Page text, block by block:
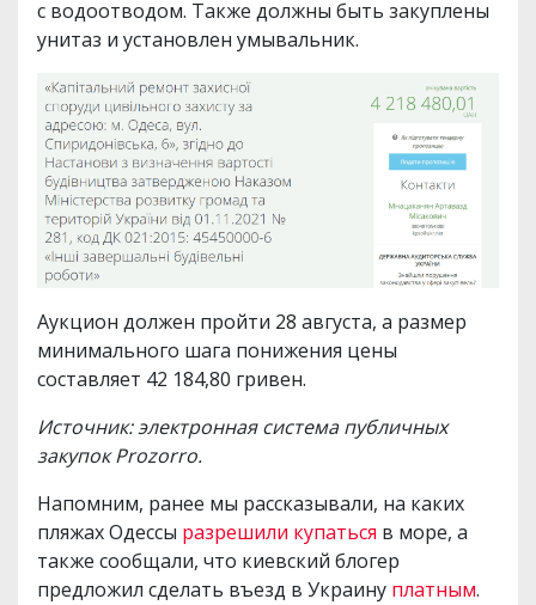
с водоотводом. Также должны быть закуплены
унитаз и установлен умывальник.
Аукцион должен пройти 28 августа, а размер
минимального шага понижения цены
составляет 42 184,80 гривен.
Источник: электронная система публичных
закупок Prozorro.
Напомним, ранее мы рассказывали, на каких
пляжах Одессы разрешили купаться в море, а
также сообщали, что киевский блогер
предложил сделать въезд в Украину платным.